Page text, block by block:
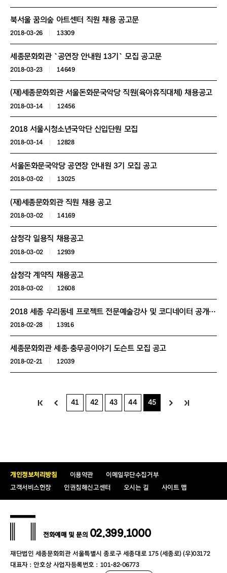
북서울 꿈의숲 아트센터 직원 채용 공고문
2018-03-26 13309
세종문화회관 `공연장 안내원 13기` 모집 공고문
2018-03-23 14649
(재)세종문화회관 서울돈화문국악당 직원(육아휴직대체) 채용공고
2018-03-14 12456
2018 서울시청소년국악단 신입단원 모집
2018-03-14 12828
서울돈화문국악당 공연장 안내원 3기 모집 공고
2018-03-02 13025
(재)세종문화회관 직원 채용 공고
2018-03-02 14169
삼청각 일용직 채용공고
2018-03-02 12939
삼청각 계약직 채용공고
2018-03-02 12608
2018 세종 우리동네 프로젝트 전문예술강사 및 코디네이터 공개채용 안내
2018-02-28 13916
세종문화회관 세종·충무공이야기 도슨트 모집 공고
2018-02-21 12039
41 42 43 44 45
개인정보처리방침 이용약관
이메일무단수집거부
고객서비스헌장
인권침해신고센터 오시는 길 사이트 맵
재단법인 세종문화회관 서울특별시 종로구 세종대로 175 (세종로) (우)03172
대표자 : 안호상 사업자등록번호 : 101-82-06773
전화예매 및 문의 02.399.1000